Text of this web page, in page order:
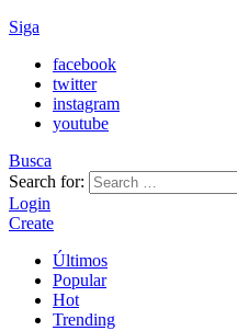
Siga
facebook
twitter
instagram
youtube
Busca
Search for:
Login
Create
Últimos
Popular
Hot
Trending